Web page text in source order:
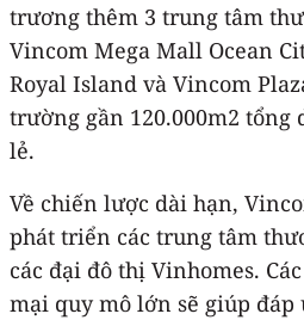
trương thêm 3 trung tâm
Vincom Mega Mall Ocean
Royal Island và Vincom
trường gần 120.000m2 tổng
lẻ.
Về chiến lược dài hạn,
phát triển các trung tâm
các đại đô thị Vinhomes.
mại quy mô lớn sẽ giúp